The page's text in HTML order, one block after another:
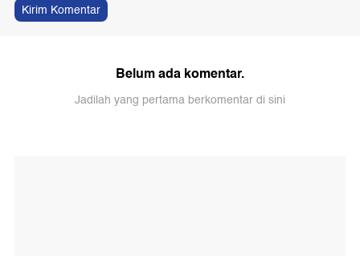
Kirim Komentar
Belum ada komentar.
Jadilah yang pertama berkomentar di sini